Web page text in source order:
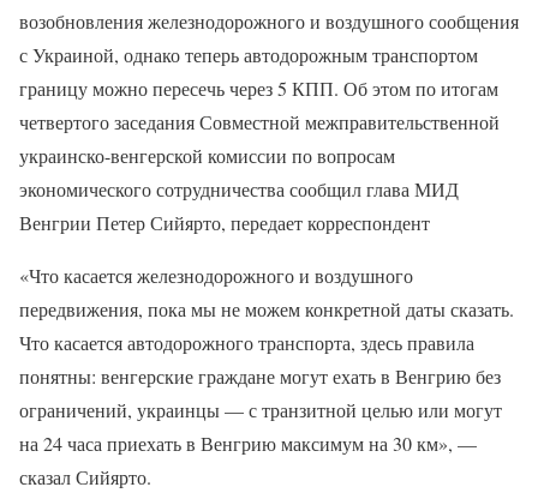
возобновления железнодорожного и воздушного сообщения
с Украиной, однако теперь автодорожным транспортом
границу можно пересечь через 5 КПП. Об этом по итогам
четвертого заседания Совместной межправительственной
украинско-венгерской комиссии по вопросам
экономического сотрудничества сообщил глава МИД
Венгрии Петер Сийярто, передает корреспондент
«Что касается железнодорожного и воздушного
передвижения, пока мы не можем конкретной даты сказать.
Что касается автодорожного транспорта, здесь правила
понятны: венгерские граждане могут ехать в Венгрию без
ограничений, украинцы — с транзитной целью или могут
на 24 часа приехать в Венгрию максимум на 30 км», —
сказал Сийярто.